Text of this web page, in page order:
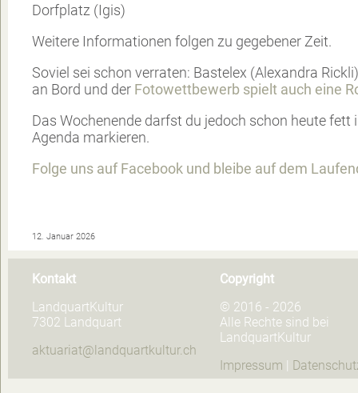
Dorfplatz (Igis)
Weitere Informationen folgen zu gegebener Zeit.
Soviel sei schon verraten: Bastelex (Alexandra
an Bord und der Fotowettbewerb spielt auch eine
Das Wochenende darfst du jedoch schon heute fett
Agenda markieren.
Folge uns auf Facebook und bleibe auf dem
12. Januar 2026
Kontakt
LandquartKultur
7302 Landquart
aktuariat@landquartkultur.ch
Copyright
© 2016 - 2026
Alle Rechte sind bei
LandquartKultur
Impressum